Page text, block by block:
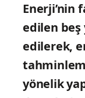
Enerji’nin
edilen beş
edilerek,
yönelik